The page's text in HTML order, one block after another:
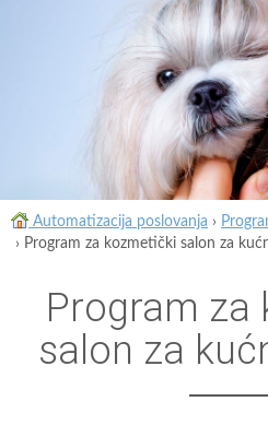
Automatizacija poslovanja ›
› Program za kozmetički salon za
Program za
salon za